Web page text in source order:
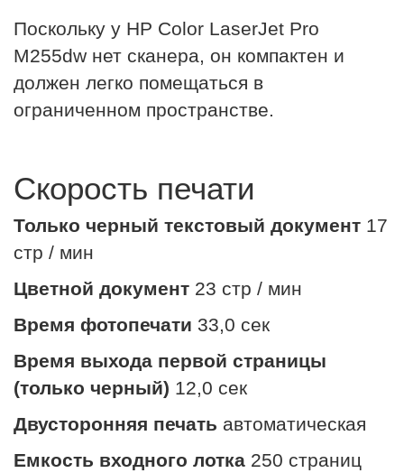
Поскольку у HP Color LaserJet Pro
M255dw нет сканера, он компактен и
должен легко помещаться в
ограниченном пространстве.
Скорость печати
Только черный текстовый документ 17
стр / мин
Цветной документ 23 стр / мин
Время фотопечати 33,0 сек
Время выхода первой страницы
(только черный) 12,0 сек
Двусторонняя печать автоматическая
Емкость входного лотка 250 страниц